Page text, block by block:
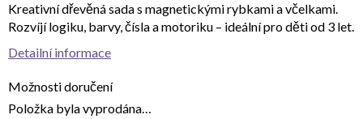
Možnosti doručení
Položka byla vyprodána…
Kreativní dřevěná sada s magnetickými rybkami a včelkami.
Rozvíjí logiku, barvy, čísla a motoriku – ideální pro děti od 3 let.
Detailní informace